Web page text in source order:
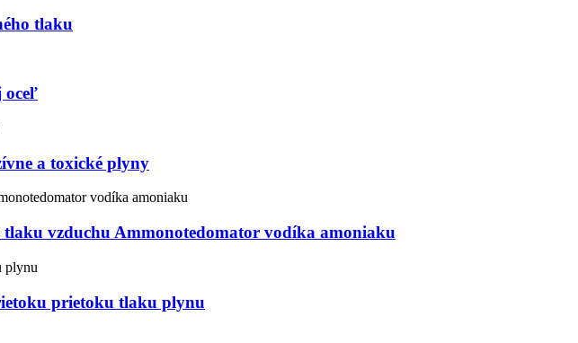
tlaku
oceľ
a toxické plyny
vzduchu Ammonotedomator vodíka amoniaku
prietoku tlaku plynu